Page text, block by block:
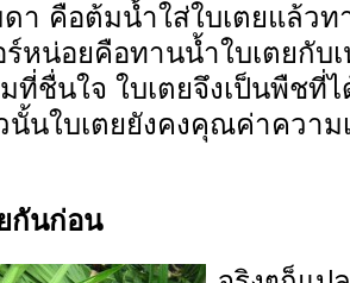
า คือต้มน้ำใส่ใบเตยแล้ว
หน่อยคือทานน้ำใบเตยกับ
ที่ชื่นใจ ใบเตยจึงเป็นพืชที่
นใบเตยยังคงคุณค่าความ
กันก่อน